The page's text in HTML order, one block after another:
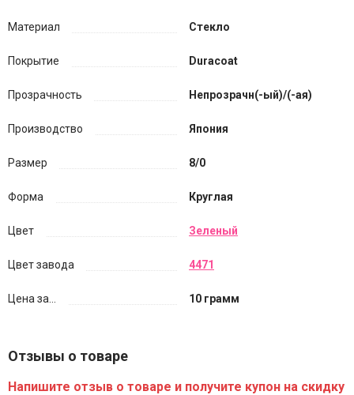
Материал Стекло
Покрытие Duracoat
Прозрачность Непрозрачн(-ый)/(-ая)
Производство Япония
Размер 8/0
Форма Круглая
Цвет Зеленый
Цвет завода 4471
Цена за... 10 грамм
Отзывы о товаре
Напишите отзыв о товаре и получите купон на скидку